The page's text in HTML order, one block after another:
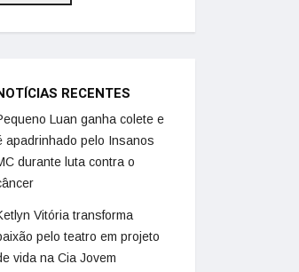
RECENTES
Luan ganha colete e
apadrinhado pelo Insanos
durante luta contra o
Vitória transforma
pelo teatro em projeto
vida na Cia Jovem